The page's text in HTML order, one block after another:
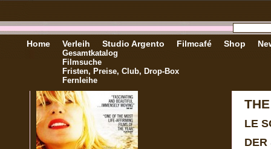
Home Verleih
Gesamtkatalog
Filmsuche
Fristen, Preise, Club, Drop-Box
Fernleihe
Studio Argento Filmcafé Shop
LE
DER